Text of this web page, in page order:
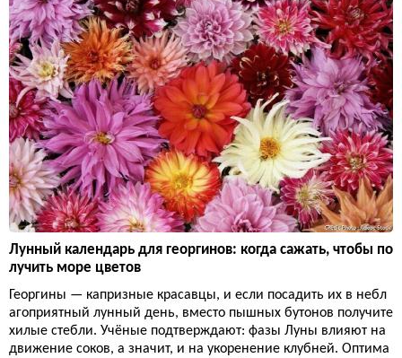
Лунный календарь для георгинов: когда сажать, чтобы по
лучить море цветов
Георгины — капризные красавцы, и если посадить их в небл
агоприятный лунный день, вместо пышных бутонов получите
хилые стебли. Учёные подтверждают: фазы Луны влияют на
движение соков, а значит, и на укоренение клубней. Оптима